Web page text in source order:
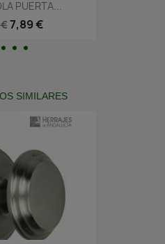
PUERTA...
7,89 €
SIMILARES